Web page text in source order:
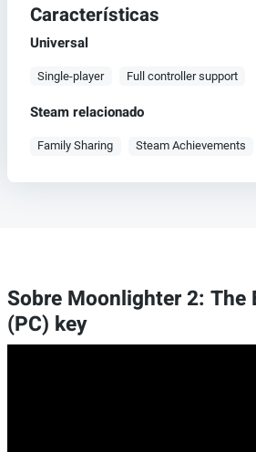
Características
Universal
Single-player Full controller support
Steam relacionado
Family Sharing Steam Achievements
Sobre Moonlighter 2: The
(PC) key